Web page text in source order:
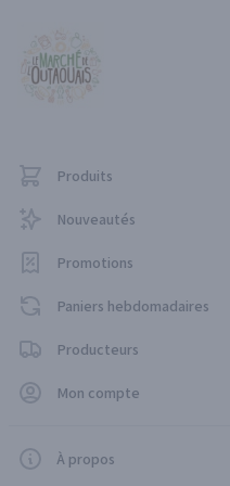
Produits
Nouveautés
Promotions
Paniers hebdomadaires
Producteurs
Mon compte
À propos